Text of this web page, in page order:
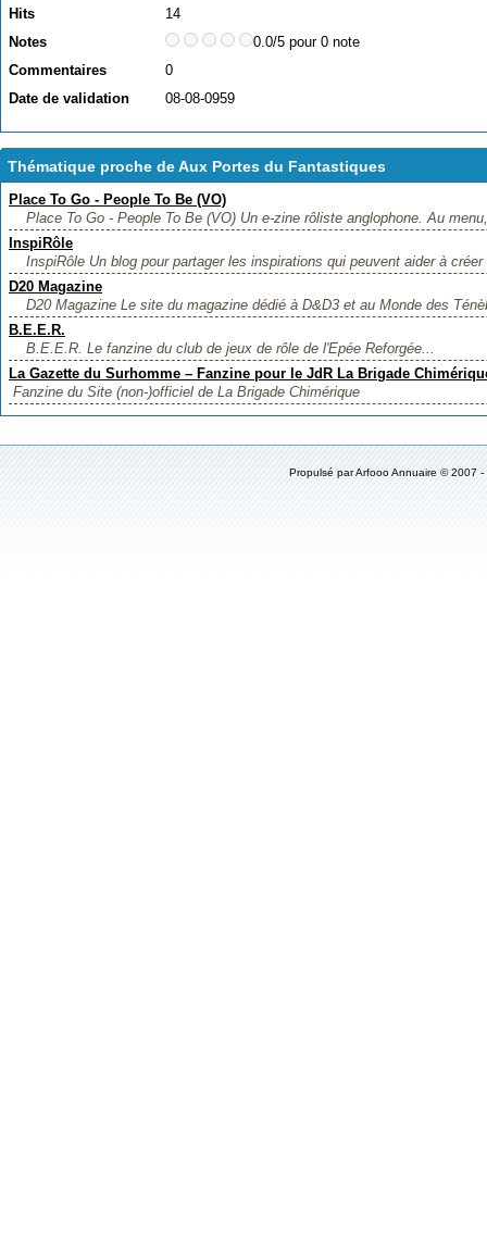
Hits
14
Notes
0.0/5 pour 0 note
Commentaires
0
Date de validation
08-08-0959
Thématique proche de Aux Portes du Fantastiques
Place To Go - People To Be (VO)
Place To Go - People To Be (VO) Un e-zine rôliste anglophone. Au
InspiRôle
InspiRôle Un blog pour partager les inspirations qui peuvent aider à
D20 Magazine
D20 Magazine Le site du magazine dédié à D&D3 et au Monde des
B.E.E.R.
B.E.E.R. Le fanzine du club de jeux de rôle de l'Epée Reforgée...
La Gazette du Surhomme – Fanzine pour le JdR La Brigade
Fanzine du Site (non-)officiel de La Brigade Chimérique
Propulsé parArfooo Annuaire © 2007